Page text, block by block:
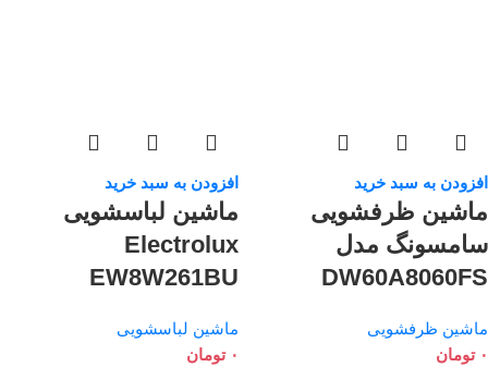
افزودن به سبد خرید
ماشین ظرفشویی
سامسونگ مدل
DW60A8060FS
ماشین ظرفشویی
۰ تومان
افزودن به سبد خرید
ماشین لباسشویی
Electrolux
EW8W261BU
ماشین لباسشویی
۰ تومان